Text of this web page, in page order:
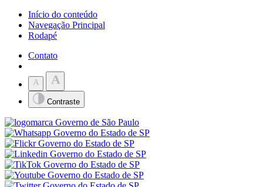
Início do conteúdo
Navegação Principal
Rodapé
Contato
A A
Contraste